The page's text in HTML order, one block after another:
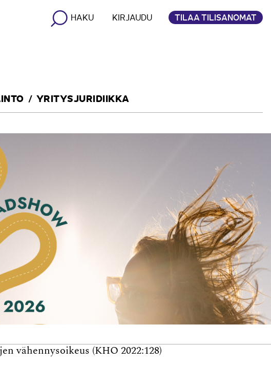
HAKU KIRJAUDU TILAA TILISANOMAT
YRITYSJURIDIIKKA
vähennys­oikeus (KHO 2022:128)